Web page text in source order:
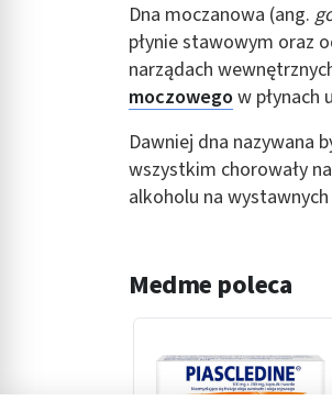
Dna moczanowa (ang.
płynie stawowym oraz
narządach
moczowegow płynach
Dawniej dna nazywana
wszystkim chorowały
alkoholu na
Medme poleca